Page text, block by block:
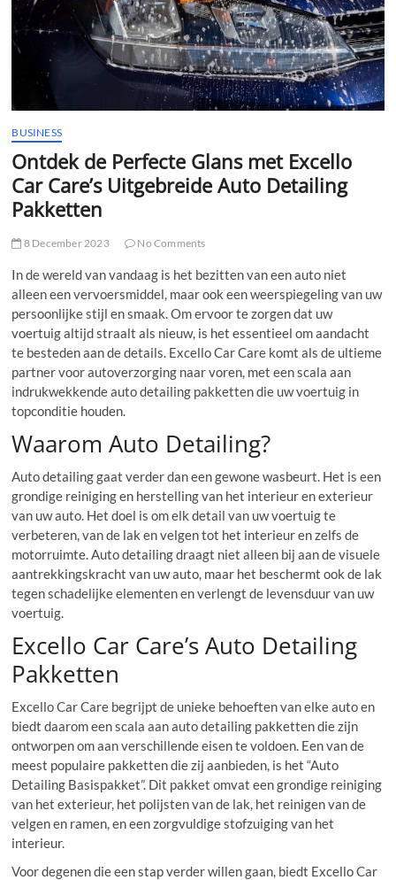
BUSINESS
Ontdek de Perfecte Glans met Excello
Car Care’s Uitgebreide Auto Detailing
Pakketten
8 December 2023 No Comments
In de wereld van vandaag is het bezitten van een auto niet
alleen een vervoersmiddel, maar ook een weerspiegeling van uw
persoonlijke stijl en smaak. Om ervoor te zorgen dat uw
voertuig altijd straalt als nieuw, is het essentieel om aandacht
te besteden aan de details. Excello Car Care komt als de ultieme
partner voor autoverzorging naar voren, met een scala aan
indrukwekkende auto detailing pakketten die uw voertuig in
topconditie houden.
Waarom Auto Detailing?
Auto detailing gaat verder dan een gewone wasbeurt. Het is een
grondige reiniging en herstelling van het interieur en exterieur
van uw auto. Het doel is om elk detail van uw voertuig te
verbeteren, van de lak en velgen tot het interieur en zelfs de
motorruimte. Auto detailing draagt niet alleen bij aan de visuele
aantrekkingskracht van uw auto, maar het beschermt ook de lak
tegen schadelijke elementen en verlengt de levensduur van uw
voertuig.
Excello Car Care’s Auto Detailing
Pakketten
Excello Car Care begrijpt de unieke behoeften van elke auto en
biedt daarom een scala aan auto detailing pakketten die zijn
ontworpen om aan verschillende eisen te voldoen. Een van de
meest populaire pakketten die zij aanbieden, is het “Auto
Detailing Basispakket”. Dit pakket omvat een grondige reiniging
van het exterieur, het polijsten van de lak, het reinigen van de
velgen en ramen, en een zorgvuldige stofzuiging van het
interieur.
Voor degenen die een stap verder willen gaan, biedt Excello Car